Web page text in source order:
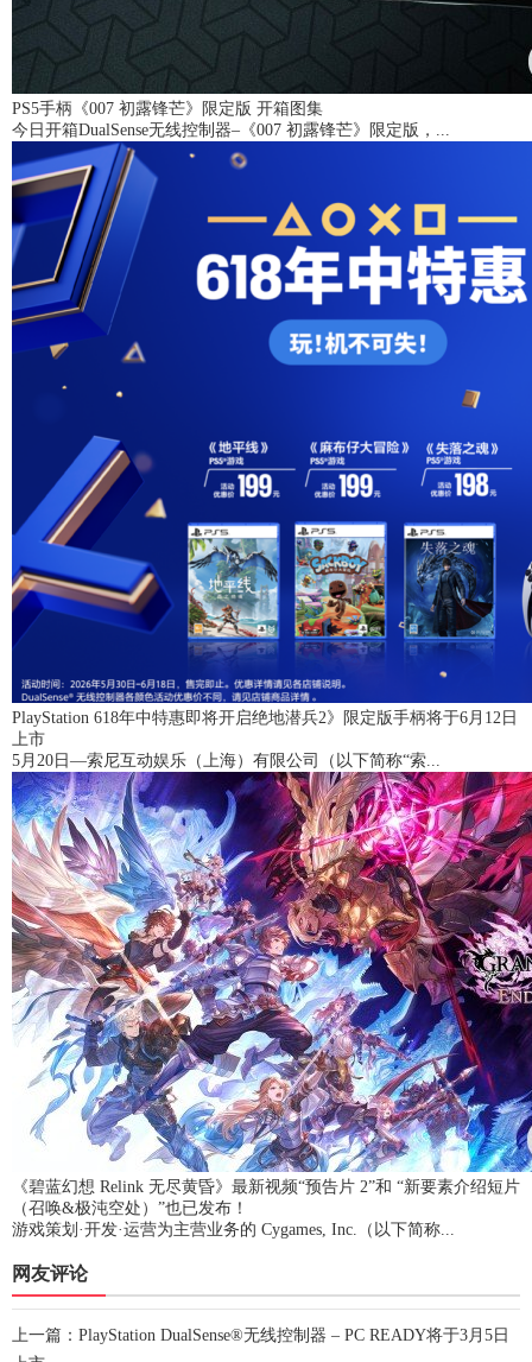
PS5手柄《007 初露锋芒》限定版 开箱图集
今日开箱DualSense无线控制器–《007 初露锋芒》限定版，...
PlayStation 618年中特惠即将开启绝地潜兵2》限定版手柄将于6月12日
上市
5月20日—索尼互动娱乐（上海）有限公司（以下简称“索...
《碧蓝幻想 Relink 无尽黄昏》最新视频“预告片 2”和 “新要素介绍短片
（召唤&极沌空处）”也已发布！
游戏策划·开发·运营为主营业务的 Cygames, Inc.（以下简称...
网友评论
上一篇： PlayStation DualSense®无线控制器 – PC READY将于3月5日